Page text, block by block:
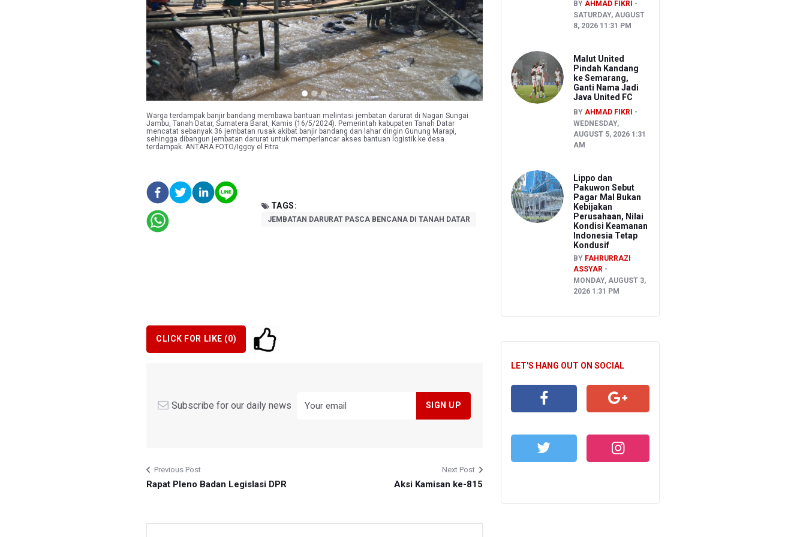
Warga terdampak banjir bandang membawa bantuan melintasi jembatan darurat di Nagari Sungai
Jambu, Tanah Datar, Sumatera Barat, Kamis (16/5/2024). Pemerintah kabupaten Tanah Datar
mencatat sebanyak 36 jembatan rusak akibat banjir bandang dan lahar dingin Gunung Marapi,
sehingga dibangun jembatan darurat untuk memperlancar akses bantuan logistik ke desa
terdampak. ANTARA FOTO/Iggoy el Fitra
TAGS:
JEMBATAN DARURAT PASCA BENCANA DI TANAH DATAR
CLICK FOR LIKE (0)
Subscribe for our daily news
Previous Post
Rapat Pleno Badan Legislasi DPR
Next Post
Aksi Kamisan ke-815
BY AHMAD FIKRI
SATURDAY, AUGUST
8, 2026 11:31 PM
Malut United
Pindah Kandang
ke Semarang,
Ganti Nama Jadi
Java United FC
BY AHMAD FIKRI
WEDNESDAY,
AUGUST 5, 2026 1:31
AM
Lippo dan
Pakuwon Sebut
Pagar Mal Bukan
Kebijakan
Perusahaan, Nilai
Kondisi Keamanan
Indonesia Tetap
Kondusif
BY FAHRURRAZI
ASSYAR
MONDAY, AUGUST 3,
2026 1:31 PM
LET'S HANG OUT ON SOCIAL